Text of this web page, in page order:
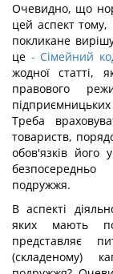
Очевидно, що
цей аспект тому,
покликане
це - Сімейний
жодної статті,
правового
Треба
товариств,
обов'язків його
подружжя.
В аспекті
яких мають
представляє
(складеному)